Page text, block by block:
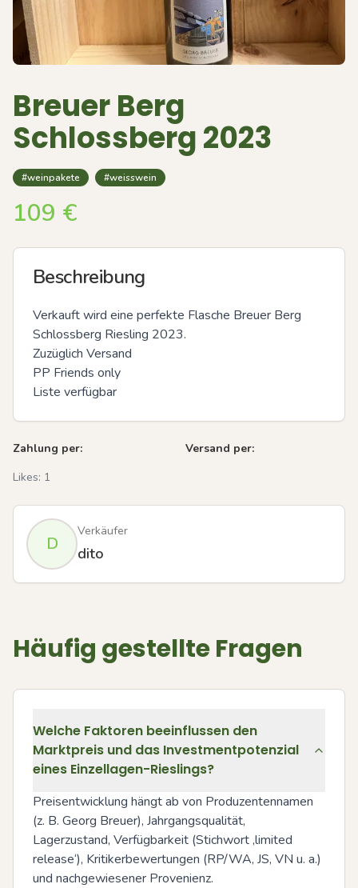
Breuer Berg
Schlossberg 2023
#weinpakete #weisswein
109 €
Beschreibung
Verkauft wird eine perfekte Flasche Breuer Berg
Schlossberg Riesling 2023.
Zuzüglich Versand
PP Friends only
Liste verfügbar
Zahlung per:
Versand per:
Likes: 1
D
Verkäufer
dito
Häufig gestellte Fragen
Welche Faktoren beeinflussen den
Marktpreis und das Investmentpotenzial
eines Einzellagen-Rieslings?
Preisentwicklung hängt ab von Produzentennamen
(z. B. Georg Breuer), Jahrgangsqualität,
Lagerzustand, Verfügbarkeit (Stichwort ‚limited
release‘), Kritikerbewertungen (RP/WA, JS, VN u. a.)
und nachgewiesener Provenienz.